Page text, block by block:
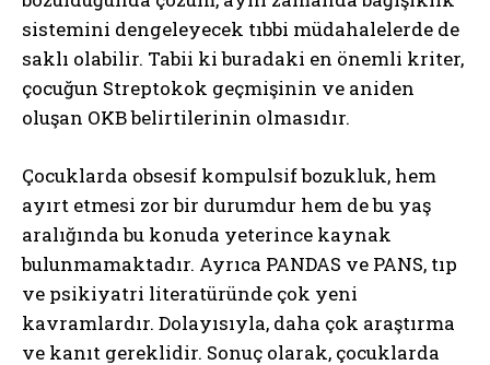
ABONE OL
Gizlilik politikasınıokudum, onaylıyorum.
sistemini dengeleyecek tıbbi müdahalelerde de
saklı olabilir. Tabii ki buradaki en önemli kriter,
çocuğun Streptokok geçmişinin ve aniden
oluşan OKB belirtilerinin olmasıdır.
Çocuklarda obsesif kompulsif bozukluk, hem
ayırt etmesi zor bir durumdur hem de bu yaş
aralığında bu konuda yeterince kaynak
bulunmamaktadır. Ayrıca PANDAS ve PANS, tıp
ve psikiyatri literatüründe çok yeni
kavramlardır. Dolayısıyla, daha çok araştırma
ve kanıt gereklidir. Sonuç olarak, çocuklarda